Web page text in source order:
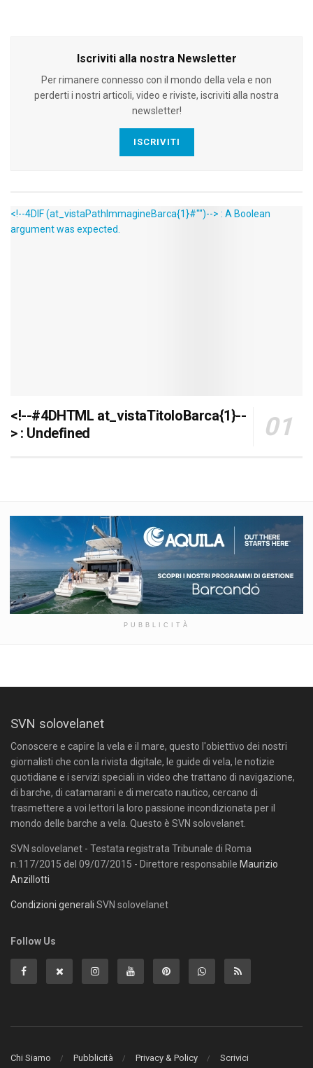
Iscriviti alla nostra Newsletter
Per rimanere connesso con il mondo della vela e non
perderti i nostri articoli, video e riviste, iscriviti alla nostra
newsletter!
ISCRIVITI
<!--4DIF (at_vistaPathImmagineBarca{1}#"")--> : A Boolean
argument was expected.
<!--#4DHTML at_vistaTitoloBarca{1}--
> : Undefined
PUBBLICITÀ
SVN solovelanet
Conoscere e capire la vela e il mare, questo l'obiettivo dei nostri
giornalisti che con la rivista digitale, le guide di vela, le notizie
quotidiane e i servizi speciali in video che trattano di navigazione,
di barche, di catamarani e di mercato nautico, cercano di
trasmettere a voi lettori la loro passione incondizionata per il
mondo delle barche a vela. Questo è SVN solovelanet.
SVN solovelanet - Testata registrata Tribunale di Roma
n.117/2015 del 09/07/2015 - Direttore responsabile Maurizio
Anzillotti
Condizioni generali SVN solovelanet
Follow Us
Chi Siamo Pubblicità Privacy & Policy Scrivici